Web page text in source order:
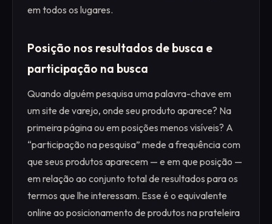
em todos os lugares.
Posição nos resultados de busca e
participação na busca
Quando alguém pesquisa uma palavra-chave em
um site de varejo, onde seu produto aparece? Na
primeira página ou em posições menos visíveis? A
“participação na pesquisa” mede a frequência com
que seus produtos aparecem — e em que posição —
em relação ao conjunto total de resultados para os
termos que lhe interessam. Esse é o equivalente
online ao posicionamento de produtos na prateleira